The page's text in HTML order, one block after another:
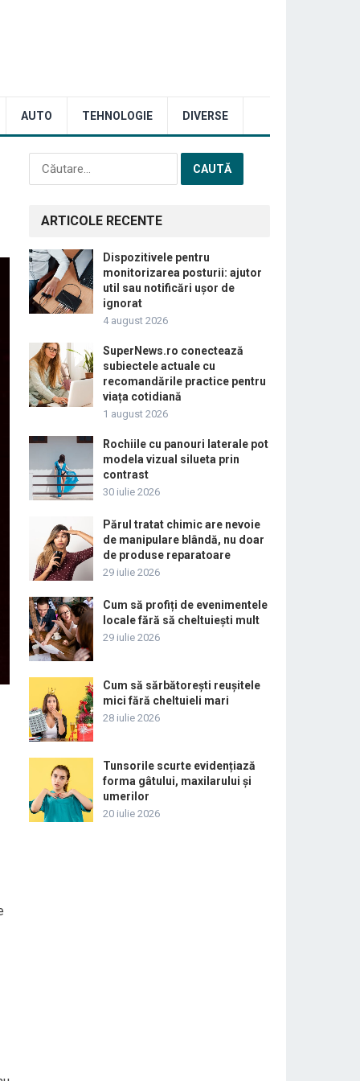
AUTO TEHNOLOGIE DIVERSE
Caută
după:
ARTICOLE RECENTE
Dispozitivele pentru
monitorizarea posturii: ajutor
util sau notificări ușor de
ignorat
4 august 2026
SuperNews.ro conectează
subiectele actuale cu
recomandările practice pentru
viața cotidiană
1 august 2026
Rochiile cu panouri laterale pot
modela vizual silueta prin
contrast
30 iulie 2026
Părul tratat chimic are nevoie
de manipulare blândă, nu doar
de produse reparatoare
29 iulie 2026
Cum să profiți de evenimentele
locale fără să cheltuiești mult
29 iulie 2026
Cum să sărbătorești reușitele
mici fără cheltuieli mari
28 iulie 2026
Tunsorile scurte evidențiază
forma gâtului, maxilarului și
umerilor
20 iulie 2026